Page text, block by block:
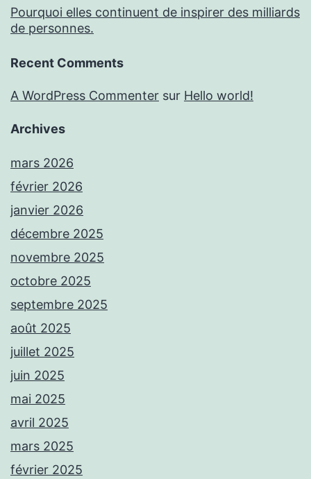
Pourquoi elles continuent de inspirer des milliards
de personnes.
Recent Comments
A WordPress Commenter sur Hello world!
Archives
mars 2026
février 2026
janvier 2026
décembre 2025
novembre 2025
octobre 2025
septembre 2025
août 2025
juillet 2025
juin 2025
mai 2025
avril 2025
mars 2025
février 2025